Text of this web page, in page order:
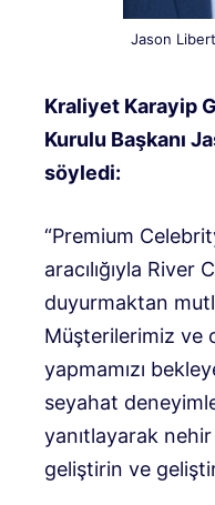
Jason
Kraliyet Karayip
Kurulu Başkanı
söyledi:
“Premium
aracılığıyla River
duyurmaktan
Müşterilerimiz ve
yapmamızı
seyahat
yanıtlayarak
geliştirin ve